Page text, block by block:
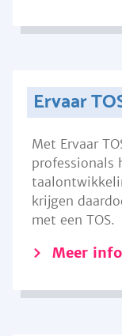
Ervaar
Met Ervaar
professionals
krijgen
met een TOS.
Meer